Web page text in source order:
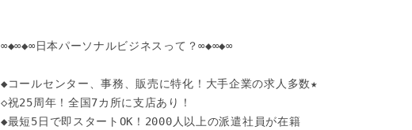
∞◆∞◆∞日本パーソナルビジネスって？∞◆∞◆∞
◆コールセンター、事務、販売に特化！大手企業の求人多数★
◇祝25周年！全国7カ所に支店あり！
◆最短5日で即スタートOK！2000人以上の派遣社員が在籍